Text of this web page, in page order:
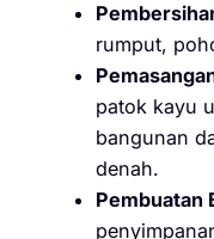
rumput,
patok kayu
bangunan
denah.
Pembuatan